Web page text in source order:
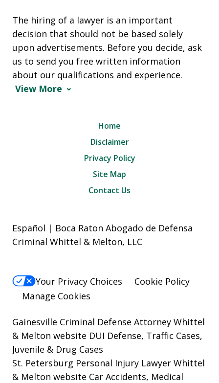
The hiring of a lawyer is an important
decision that should not be based solely
upon advertisements. Before you decide, ask
us to send you free written information
about our qualifications and experience.
View More
Home
Disclaimer
Privacy Policy
Site Map
Contact Us
Español | Boca Raton Abogado de Defensa
Criminal Whittel & Melton, LLC
Your Privacy Choices
Cookie Policy
Manage Cookies
Gainesville Criminal Defense Attorney Whittel
& Melton website DUI Defense, Traffic Cases,
Juvenile & Drug Cases
St. Petersburg Personal Injury Lawyer Whittel
& Melton website Car Accidents, Medical